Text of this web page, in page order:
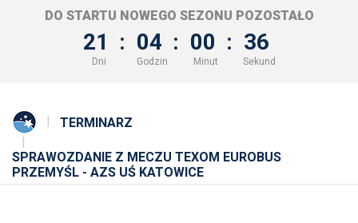
DO STARTU NOWEGO SEZONU POZOSTAŁO
21 : 04 : 00 : 36
Dni Godzin Minut Sekund
TERMINARZ
SPRAWOZDANIE Z MECZU TEXOM EUROBUS
PRZEMYŚL - AZS UŚ KATOWICE